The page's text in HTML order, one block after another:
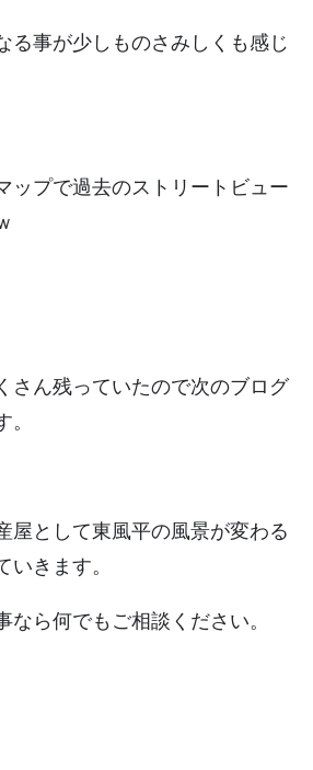
る事が少しものさみしくも感じ
ップで過去のストリートビュー
さん残っていたので次のブログ
屋として東風平の風景が変わる
いきます。
なら何でもご相談ください。